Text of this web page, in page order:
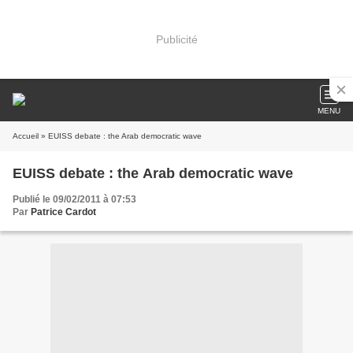
Publicité
MENU
Accueil » EUISS debate : the Arab democratic wave
EUISS debate : the Arab democratic wave
Publié le 09/02/2011 à 07:53
Par Patrice Cardot